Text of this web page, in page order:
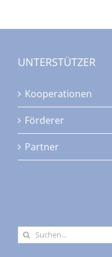
UNTERSTÜTZER
Kooperationen
Förderer
Partner
Suche
nach: